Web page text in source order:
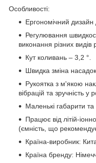
Особливості:
Ергономічний
Регулювання
виконання різних видів
Кут коливань – 3,2 °.
Швидка зміна
Рукоятка з м'якою
вібрацій та зручність у
Маленькі габарити та
Працює від літій-
(ємність, що
Країна-виробник:
Країна бренду: